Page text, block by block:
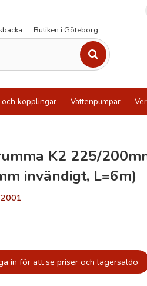
Butiken i Göteborg
och kopplingar Vattenpumpar
K2 225/
invändigt, L=6m)
in för att se priser och lagersaldo